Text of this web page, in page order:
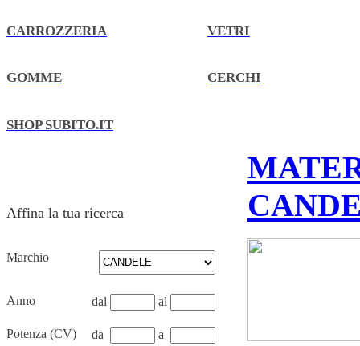
CARROZZERIA VETRI
GOMME CERCHI
SHOP SUBITO.IT
Affina la tua ricerca
Marchio
Anno dal al
Potenza (CV) da a